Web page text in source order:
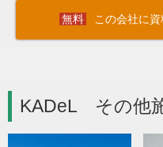
この会社に
KADeL その他